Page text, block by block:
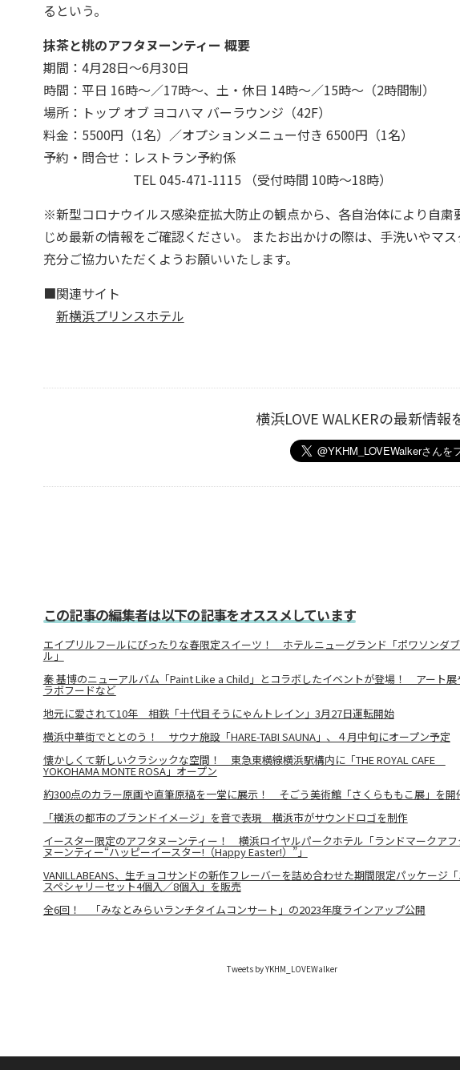
るという。
抹茶と桃のアフタヌーンティー 概要
期間：4月28日～6月30日
時間：平日 16時～／17時～、土・休日 14時～／15時～（2時間制）
場所：トップ オブ ヨコハマ バーラウンジ（42F）
料金：5500円（1名）／オプションメニュー付き 6500円（1名）
予約・問合せ：レストラン予約係
TEL 045-471-1115 （受付時間 10時～18時）
※新型コロナウイルス感染症拡大防止の観点から、各自治体により自
じめ最新の情報をご確認ください。 またお出かけの際は、手洗いやマ
充分ご協力いただくようお願いいたします。
■関連サイト
新横浜プリンスホテル
横浜LOVE WALKERの最新情報
この記事の編集者は以下の記事をオススメしています
エイプリルフールにぴったりな春限定スイーツ！ ホテルニューグランド「ポワソンダブ
ル」
秦 基博のニューアルバム「Paint Like a Child」とコラボしたイベントが登場！ アート展
ラボフードなど
地元に愛されて10年 相鉄「十代目そうにゃんトレイン」3月27日運転開始
横浜中華街でととのう！ サウナ施設「HARE-TABI SAUNA」、４月中旬にオープン予定
懐かしくて新しいクラシックな空間！ 東急東横線横浜駅構内に「THE ROYAL CAFE
YOKOHAMA MONTE ROSA」オープン
約300点のカラー原画や直筆原稿を一堂に展示！ そごう美術館「さくらももこ展」を開
「横浜の都市のブランドイメージ」を音で表現 横浜市がサウンドロゴを制作
イースター限定のアフタヌーンティー！ 横浜ロイヤルパークホテル「ランドマークアフ
ヌーンティー“ハッピーイースター!（Happy Easter!）”」
VANILLABEANS、生チョコサンドの新作フレーバーを詰め合わせた期間限定パッケージ
スペシャリーセット4個入／8個入」を販売
全6回！ 「みなとみらいランチタイムコンサート」の2023年度ラインアップ公開
Tweets by YKHM_LOVEWalker